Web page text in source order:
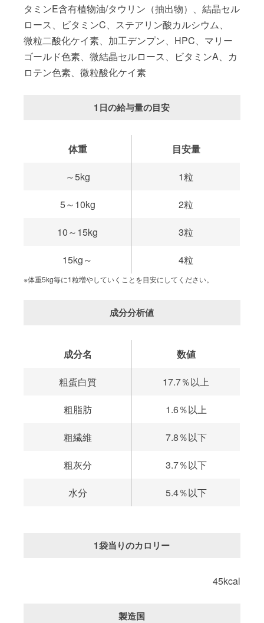
タミンE含有植物油/タウリン（抽出物）、結晶セル
ロース、ビタミンC、ステアリン酸カルシウム、
微粒二酸化ケイ素、加工デンプン、HPC、マリー
ゴールド色素、微結晶セルロース、ビタミンA、カ
ロテン色素、微粒酸化ケイ素
1日の給与量の目安
体重 目安量
～5kg 1粒
5～10kg 2粒
10～15kg 3粒
15kg～ 4粒
※体重5kg毎に1粒増やしていくことを目安にしてください。
成分分析値
成分名 数値
粗蛋白質 17.7％以上
粗脂肪 1.6％以上
粗繊維 7.8％以下
粗灰分 3.7％以下
水分 5.4％以下
1袋当りのカロリー
45kcal
製造国